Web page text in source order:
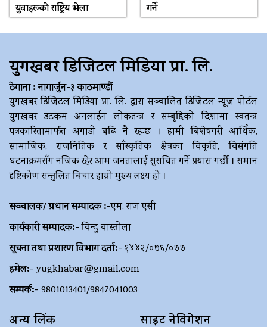
युवाहरूकाे राष्ट्रिय भेला
गर्ने
युगखबर डिजिटल मिडिया प्रा. लि.
ठेगाना : नागार्जुन-३ काठमाण्डौं
युगखबर डिजिटल मिडिया प्रा. लि. द्धारा सञ्चालित डिजिटल न्यूज पोर्टल
युगखवर डटकम अनलाईन लोकतन्त्र र सम्बृद्दिको दिशामा स्वतन्त्र
पत्रकारितामार्फत अगाडी बढि नै रहन्छ । हामी बिशेषगरी आर्थिक,
सामाजिक, राजनितिक र साँस्कृतिक क्षेत्रका विकृति, विसंगति
घटनाक्रमसँग नजिक रहेर आम जनतालाई सुसचित गर्ने प्रयास गर्छौ । समान
दृष्टिकोण सन्तुलित बिचार हाम्रो मुख्य लक्ष्य हो ।
सञ्चालक/ प्रधान सम्पादक :-एम. राज एसी
कार्यकारी सम्पादक:-विन्दु वास्तोला
सूचना तथा प्रशारण विभाग दर्ता:- १४४२/०७६/०७७
इमेल:- yugkhabar@gmail.com
सम्पर्क:- 9801013401/9847041003
अन्य लिंक साइट नेविगेशन